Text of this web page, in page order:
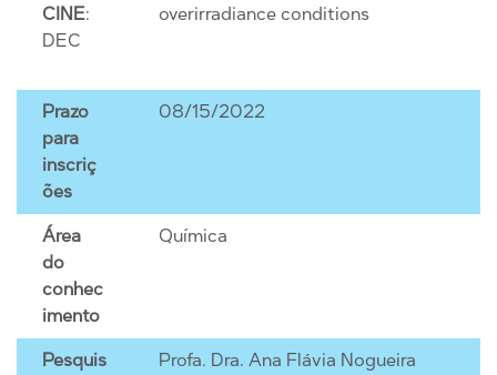
CINE:
DEC
overirradiance conditions
Prazo
para
inscriç
ões
08/15/2022
Área
do
conhec
imento
Química
Pesquis
Profa. Dra. Ana Flávia Nogueira